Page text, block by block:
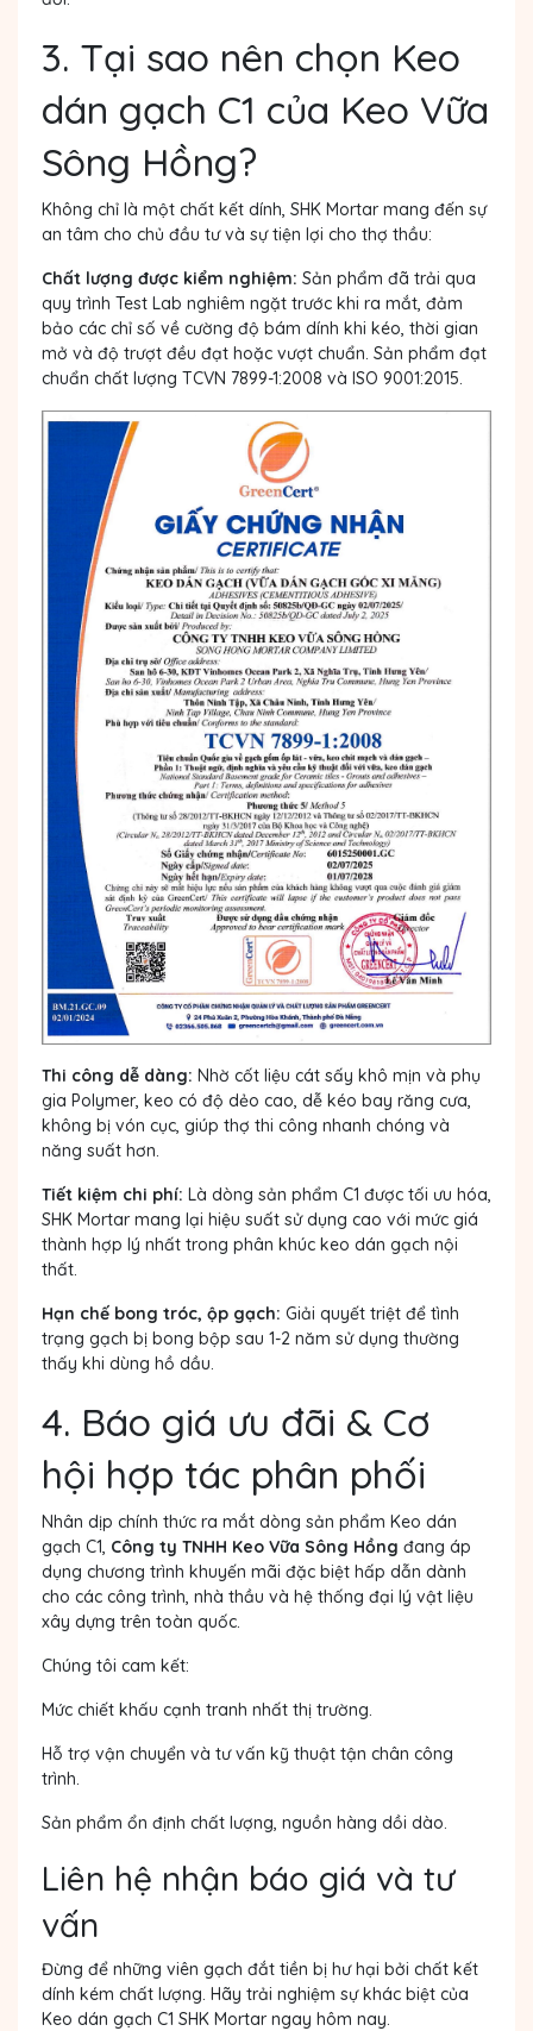
3. Tại sao nên chọn Keo
dán gạch C1 của Keo Vữa
Sông Hồng?
Không chỉ là một chất kết dính, SHK Mortar mang đến sự
an tâm cho chủ đầu tư và sự tiện lợi cho thợ thầu:
Chất lượng được kiểm nghiệm: Sản phẩm đã trải qua
quy trình Test Lab nghiêm ngặt trước khi ra mắt, đảm
bảo các chỉ số về cường độ bám dính khi kéo, thời gian
mở và độ trượt đều đạt hoặc vượt chuẩn. Sản phẩm đạt
chuẩn chất lượng TCVN 7899-1:2008 và ISO 9001:2015.
Thi công dễ dàng: Nhờ cốt liệu cát sấy khô mịn và phụ
gia Polymer, keo có độ dẻo cao, dễ kéo bay răng cưa,
không bị vón cục, giúp thợ thi công nhanh chóng và
năng suất hơn.
Tiết kiệm chi phí: Là dòng sản phẩm C1 được tối ưu hóa,
SHK Mortar mang lại hiệu suất sử dụng cao với mức giá
thành hợp lý nhất trong phân khúc keo dán gạch nội
thất.
Hạn chế bong tróc, ộp gạch: Giải quyết triệt để tình
trạng gạch bị bong bộp sau 1-2 năm sử dụng thường
thấy khi dùng hồ dầu.
4. Báo giá ưu đãi & Cơ
hội hợp tác phân phối
Nhân dịp chính thức ra mắt dòng sản phẩm Keo dán
gạch C1, Công ty TNHH Keo Vữa Sông Hồng đang áp
dụng chương trình khuyến mãi đặc biệt hấp dẫn dành
cho các công trình, nhà thầu và hệ thống đại lý vật liệu
xây dựng trên toàn quốc.
Chúng tôi cam kết:
Mức chiết khấu cạnh tranh nhất thị trường.
Hỗ trợ vận chuyển và tư vấn kỹ thuật tận chân công
trình.
Sản phẩm ổn định chất lượng, nguồn hàng dồi dào.
Liên hệ nhận báo giá và tư
vấn
Đừng để những viên gạch đắt tiền bị hư hại bởi chất kết
dính kém chất lượng. Hãy trải nghiệm sự khác biệt của
Keo dán gạch C1 SHK Mortar ngay hôm nay.